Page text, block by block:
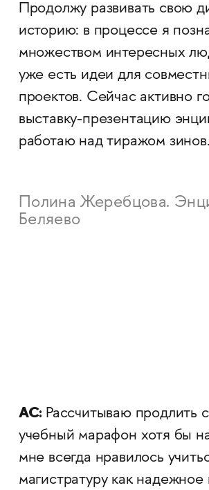
Продолжу развивать свою
историю: в процессе я
множеством интересных
уже есть идеи для
проектов. Сейчас активно
выставку-презентацию
работаю над тиражом зинов.
Полина Жеребцова.
Беляево
АС: Рассчитываю продлить
учебный марафон хотя бы
мне всегда нравилось
магистратуру как надежное